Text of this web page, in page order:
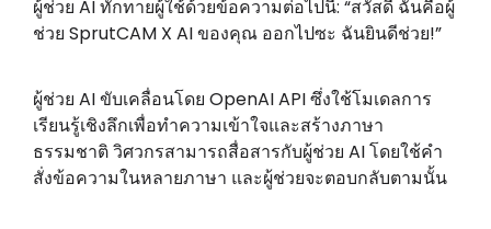
อุตสาหกรรม
พอร์ทัลตัวแทนจำหน่าย
สนับสนุน
ผู้ช่วย AI ทักทายผู้ใช้ด้วยข้อความต่อไปนี้: “สวัสดี ฉันคือผู้
ช่วย SprutCAM X AI ของคุณ ออกไปซะ ฉันยินดีช่วย!”
ผู้ช่วย AI ขับเคลื่อนโดย OpenAI API ซึ่งใช้โมเดลการ
เรียนรู้เชิงลึกเพื่อทำความเข้าใจและสร้างภาษา
ธรรมชาติ วิศวกรสามารถสื่อสารกับผู้ช่วย AI โดยใช้คำ
สั่งข้อความในหลายภาษา และผู้ช่วยจะตอบกลับตามนั้น